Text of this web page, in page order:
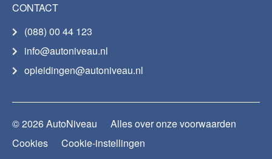
CONTACT
(088) 00 44 123
info@autoniveau.nl
opleidingen@autoniveau.nl
© 2026 AutoNiveau
Alles over onze voorwaarden
Cookies
Cookie-instellingen